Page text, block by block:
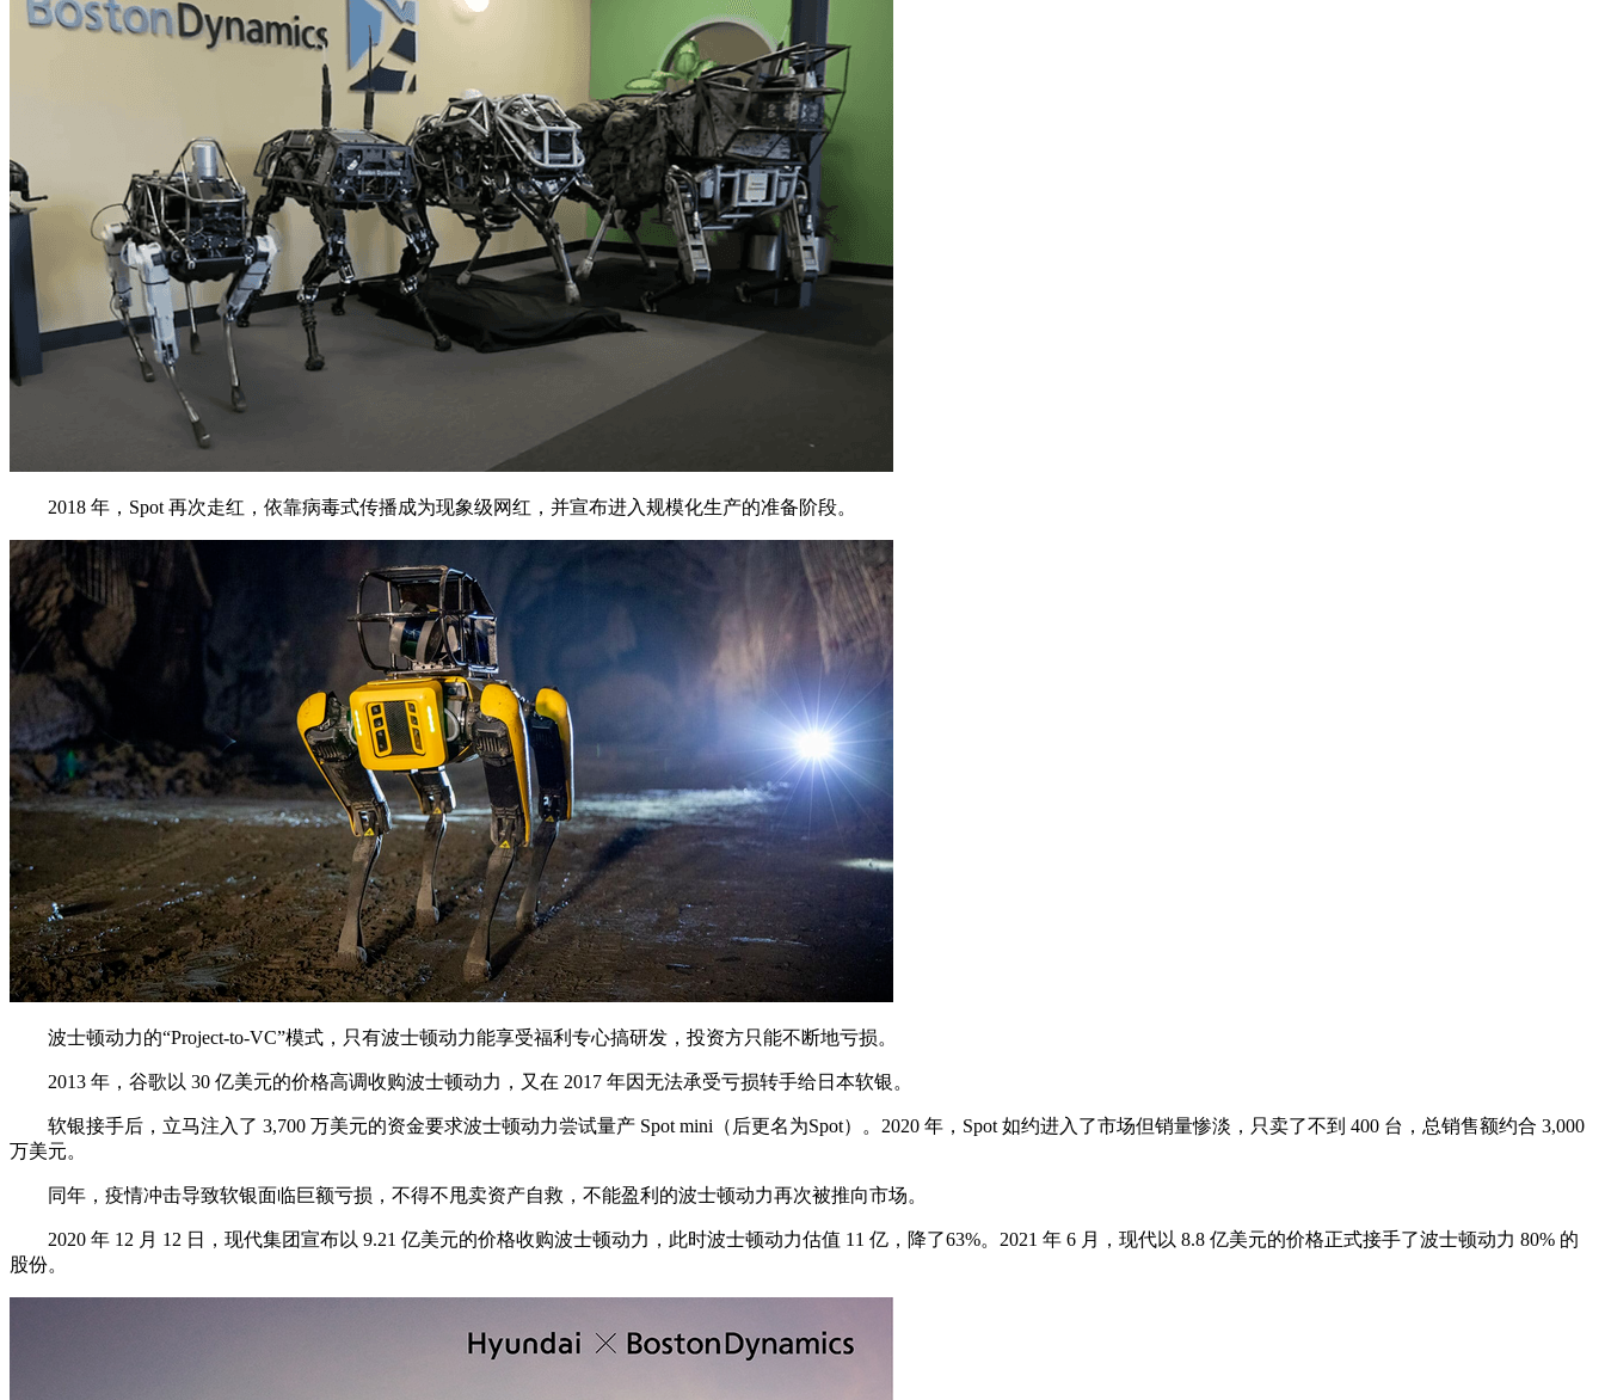
2018 年，Spot 再次走红，依靠病毒式传播成为现象级网红，并宣布进入规模化生产的准备阶段。
波士顿动力的“Project-to-VC”模式，只有波士顿动力能享受福利专心搞研发，投资方只能不断地亏损。
2013 年，谷歌以 30 亿美元的价格高调收购波士顿动力，又在 2017 年因无法承受亏损转手给日本软银。
软银接手后，立马注入了 3,700 万美元的资金要求波士顿动力尝试量产 Spot mini（后更名为Spot）。2020 年，Spot 如约进入了市场但销量惨淡，只卖了不到 400 台，总销售额约合 3,000
万美元。
同年，疫情冲击导致软银面临巨额亏损，不得不甩卖资产自救，不能盈利的波士顿动力再次被推向市场。
2020 年 12 月 12 日，现代集团宣布以 9.21 亿美元的价格收购波士顿动力，此时波士顿动力估值 11 亿，降了63%。2021 年 6 月，现代以 8.8 亿美元的价格正式接手了波士顿动力 80% 的
股份。